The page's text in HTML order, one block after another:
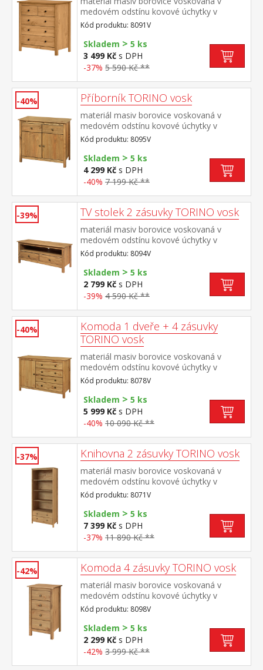
medovém odstínu kovové úchytky v
barevném provedení černěná mosaz 2
menší a 3 větší zásuvky s kovovými pojezdy
Kód produktu: 8091V
Skladem > 5 ks
3 499 Kč s DPH
-37% 5 590 Kč **
-40% Příborník TORINO vosk
materiál masiv borovice voskovaná v
medovém odstínu kovové úchytky v
barevném provedení černěná mosaz 2
zásuvky s kovovými pojezdy, 2 plné dveře,
1 police vhodný doplněk nástavec 8096V
Kód produktu: 8095V
Skladem > 5 ks
4 299 Kč s DPH
-40% 7 199 Kč **
-39% TV stolek 2 zásuvky TORINO vosk
materiál masiv borovice voskovaná v
medovém odstínu kovové úchytky v
barevném provedení černěná mosaz 2
zásuvky s kovovými pojezdy, 1
police maximální doporučené zatížení horní
desky do 50 kg
Kód produktu: 8094V
Skladem > 5 ks
2 799 Kč s DPH
-39% 4 590 Kč **
-40%
Komoda 1 dveře + 4 zásuvky
TORINO vosk
materiál masiv borovice voskovaná v
medovém odstínu kovové úchytky v
barevném provedení černěná mosaz 1
dvířka a 4 zásuvky s kovovými pojezdy
Kód produktu: 8078V
Skladem > 5 ks
5 999 Kč s DPH
-40% 10 090 Kč **
-37% Knihovna 2 zásuvky TORINO vosk
materiál masiv borovice voskovaná v
medovém odstínu kovové úchytky v
barevném provedení černěná mosaz tři
police, dvě zásuvky s kovovými pojezdy
Kód produktu: 8071V
Skladem > 5 ks
7 399 Kč s DPH
-37% 11 890 Kč **
-42% Komoda 4 zásuvky TORINO vosk
materiál masiv borovice voskovaná v
medovém odstínu kovové úchytky v
barevném provedení černěná mosaz 4
zásuvky s kovovými pojezdy
Kód produktu: 8098V
Skladem > 5 ks
2 299 Kč s DPH
-42% 3 999 Kč **